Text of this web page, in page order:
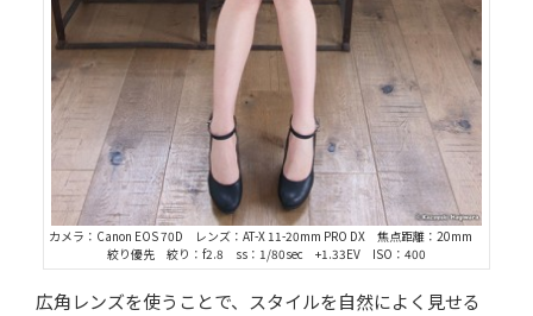
カメラ：Canon EOS 70D レンズ：AT-X 11-20mm PRO DX 焦点距離：20mm
絞り優先 絞り：f2.8 ss：1/80sec +1.33EV ISO：400
広角レンズを使うことで、スタイルを自然によく見せる